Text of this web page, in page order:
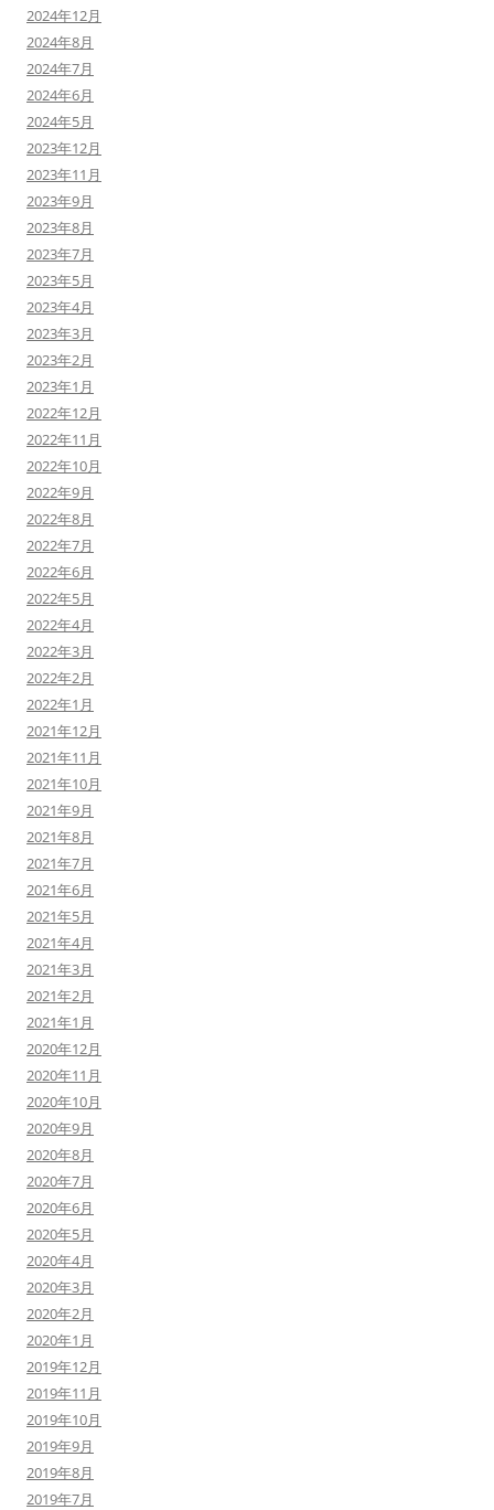
2024年12月
2024年8月
2024年7月
2024年6月
2024年5月
2023年12月
2023年11月
2023年9月
2023年8月
2023年7月
2023年5月
2023年4月
2023年3月
2023年2月
2023年1月
2022年12月
2022年11月
2022年10月
2022年9月
2022年8月
2022年7月
2022年6月
2022年5月
2022年4月
2022年3月
2022年2月
2022年1月
2021年12月
2021年11月
2021年10月
2021年9月
2021年8月
2021年7月
2021年6月
2021年5月
2021年4月
2021年3月
2021年2月
2021年1月
2020年12月
2020年11月
2020年10月
2020年9月
2020年8月
2020年7月
2020年6月
2020年5月
2020年4月
2020年3月
2020年2月
2020年1月
2019年12月
2019年11月
2019年10月
2019年9月
2019年8月
2019年7月